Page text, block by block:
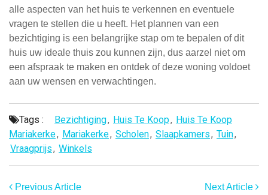
alle aspecten van het huis te verkennen en eventuele
vragen te stellen die u heeft. Het plannen van een
bezichtiging is een belangrijke stap om te bepalen of dit
huis uw ideale thuis zou kunnen zijn, dus aarzel niet om
een afspraak te maken en ontdek of deze woning voldoet
aan uw wensen en verwachtingen.
Tags : Bezichtiging, Huis Te Koop, Huis Te Koop
Mariakerke, Mariakerke, Scholen, Slaapkamers, Tuin,
Vraagprijs, Winkels
Previous Article Next Article